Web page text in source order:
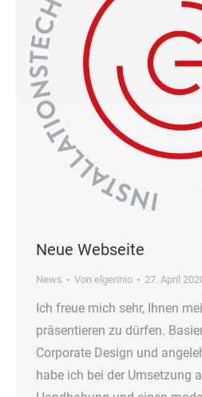
Neue Webseite
News Von elgerinio 27. April
Ich freue mich sehr, Ihnen
präsentieren zu dürfen.
Corporate Design und
habe ich bei der Umsetzung